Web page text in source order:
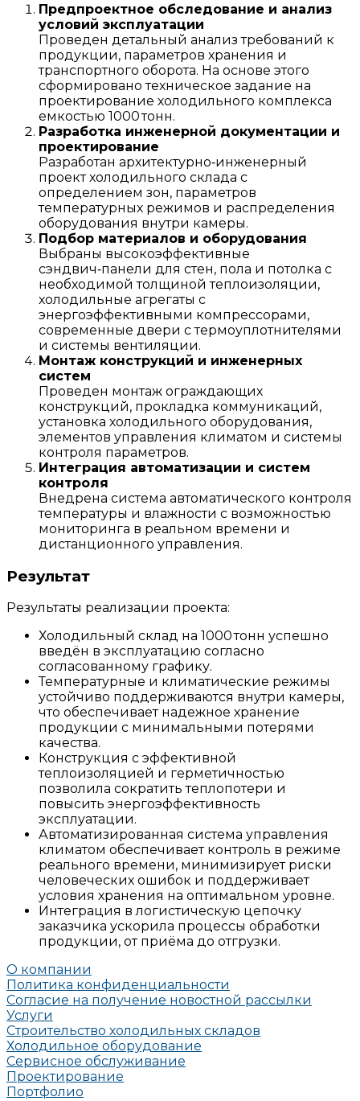
Предпроектное обследование и анализ
условий эксплуатации
Проведен детальный анализ требований к
продукции, параметров хранения и
транспортного оборота. На основе этого
сформировано техническое задание на
проектирование холодильного комплекса
емкостью 1000 тонн.
Разработка инженерной документации и
проектирование
Разработан архитектурно‑инженерный
проект холодильного склада с
определением зон, параметров
температурных режимов и распределения
оборудования внутри камеры.
Подбор материалов и оборудования
Выбраны высокоэффективные
сэндвич‑панели для стен, пола и потолка с
необходимой толщиной теплоизоляции,
холодильные агрегаты с
энергоэффективными компрессорами,
современные двери с термоуплотнителями
и системы вентиляции.
Монтаж конструкций и инженерных
систем
Проведен монтаж ограждающих
конструкций, прокладка коммуникаций,
установка холодильного оборудования,
элементов управления климатом и системы
контроля параметров.
Интеграция автоматизации и систем
контроля
Внедрена система автоматического контроля
температуры и влажности с возможностью
мониторинга в реальном времени и
дистанционного управления.
Результат
Результаты реализации проекта:
Холодильный склад на 1000 тонн успешно
введён в эксплуатацию согласно
согласованному графику.
Температурные и климатические режимы
устойчиво поддерживаются внутри камеры,
что обеспечивает надежное хранение
продукции с минимальными потерями
качества.
Конструкция с эффективной
теплоизоляцией и герметичностью
позволила сократить теплопотери и
повысить энергоэффективность
эксплуатации.
Автоматизированная система управления
климатом обеспечивает контроль в режиме
реального времени, минимизирует риски
человеческих ошибок и поддерживает
условия хранения на оптимальном уровне.
Интеграция в логистическую цепочку
заказчика ускорила процессы обработки
продукции, от приёма до отгрузки.
О компании
Политика конфиденциальности
Согласие на получение новостной рассылки
Услуги
Строительство холодильных складов
Холодильное оборудование
Сервисное обслуживание
Проектирование
Портфолио